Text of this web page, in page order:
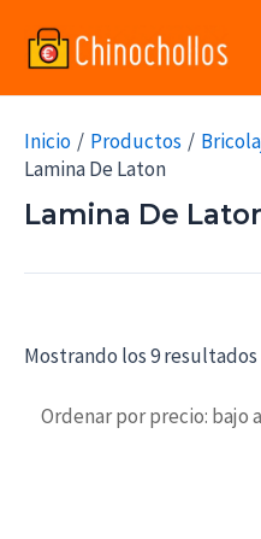
Inicio Productos
Lamina De Laton
Lamina De
Mostrando los 9 resultados